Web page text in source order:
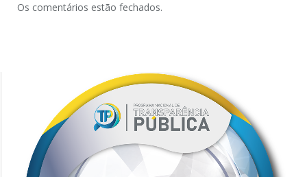
Os comentários estão fechados.